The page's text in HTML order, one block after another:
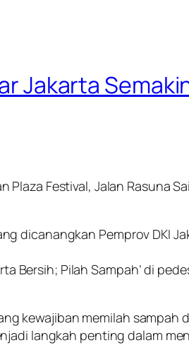
Jakarta
Plaza Festival, Jalan Rasuna
dicanangkan Pemprov DKI
Bersih; Pilah Sampah’ di
kewajiban memilah sampah
langkah penting dalam